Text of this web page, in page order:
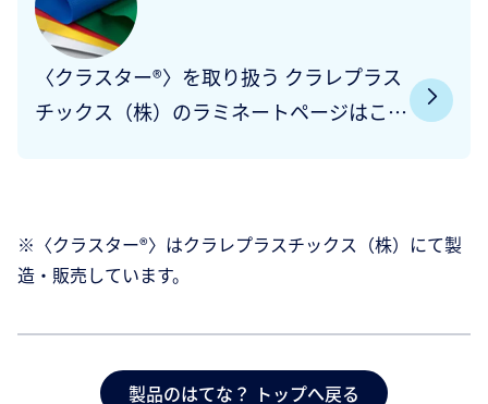
〈クラスター®〉を取り扱う クラレプラス
チックス（株）のラミネートページはこち
※〈クラスター®〉はクラレプラスチックス（株）にて製
造・販売しています。
製品のはてな？ トップへ戻る